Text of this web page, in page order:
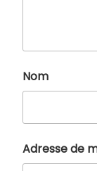
Nom
Adresse de